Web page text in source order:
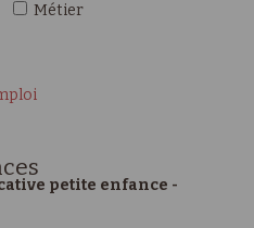
Métier
petite enfance -